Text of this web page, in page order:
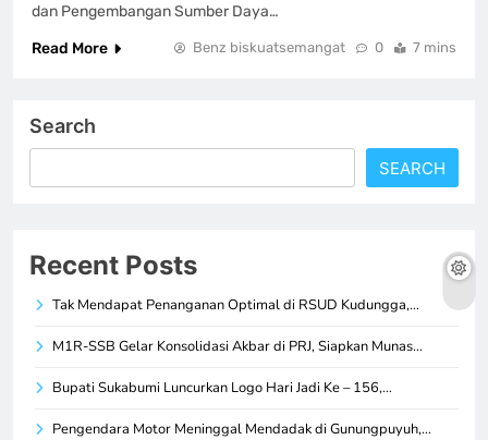
dan Pengembangan Sumber Daya…
Read More
Benz biskuatsemangat 0 7 mins
Search
SEARCH
Recent Posts
Tak Mendapat Penanganan Optimal di RSUD Kudungga,…
M1R-SSB Gelar Konsolidasi Akbar di PRJ, Siapkan Munas…
Bupati Sukabumi Luncurkan Logo Hari Jadi Ke – 156,…
Pengendara Motor Meninggal Mendadak di Gunungpuyuh,…